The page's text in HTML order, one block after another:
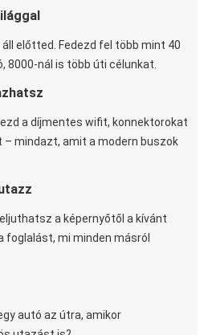
előtted. Fedezd fel több mint 40
8000-nál is több úti célunkat.
a díjmentes wifit, konnektorokat
– mindazt, amit a modern buszok
a képernyőtől a kívánt
foglalást, mi minden másról
autó az útra, amikor